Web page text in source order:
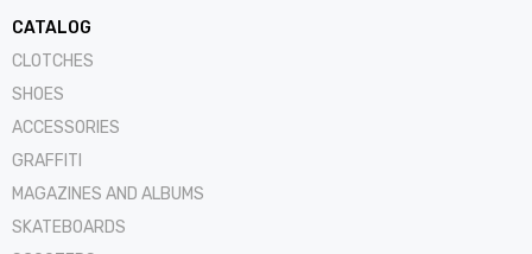
CATALOG
CLOTCHES
SHOES
ACCESSORIES
GRAFFITI
MAGAZINES AND ALBUMS
SKATEBOARDS